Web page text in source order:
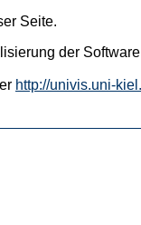
Seite.
der
http://univis.uni-